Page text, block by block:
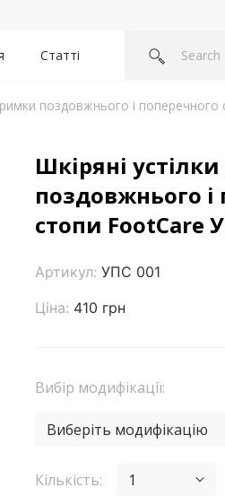
Статті
поздовжнього і
Шкіряні
поздовжнього і
стопи FootCare
Артикул: УПС 001
Ціна: 410 грн
Вибір модифікації:
Виберіть модифікацію
Кількість: 1